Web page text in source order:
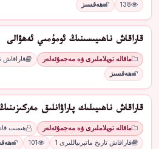
138
ھەقسىز
قاراقاش ناھىيىسىنىڭ ئومۇمىي ئەھۋالى
ماقالە توپلاملىرى ۋە مەجمۇئەلەر قاراقاش
ھەقسىز
قاراقاش ناھىيىلىك پاراۋانلىق
ماقالە توپلاملىرى ۋە مەجمۇئەلەر
ھىمىت
قاراقاش تارىخ ماتېرىياللىرى 1
101